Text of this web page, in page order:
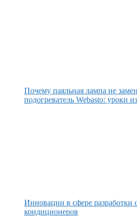
Почему паяльная лампа не
подогреватель Webasto: уроки
Инновации в сфере разработки
кондиционеров